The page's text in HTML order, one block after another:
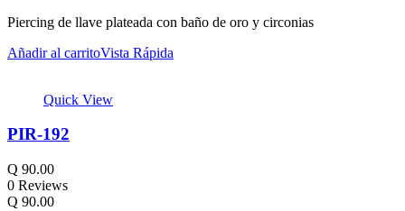
Piercing de llave plateada con baño de oro y circonias
Añadir al carritoVista Rápida
Quick View
PIR-192
Q 90.00
0 Reviews
Q 90.00